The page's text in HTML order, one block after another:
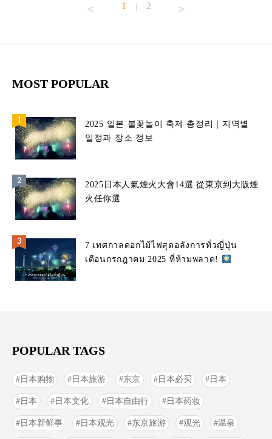
1 | 2
MOST POPULAR
2025 일본 불꽃놀이 축제 총정리｜지역별
일정과 장소 정보
2025日本人氣煙火大會14選 從東京到大阪煙
火任你選
7 เทศกาลดอกไม้ไฟสุดอลังการทั่วญี่ปุ่น
เดือนกรกฎาคม 2025 ที่ห้ามพลาด!
POPULAR TAGS
日本购物 日本旅游 东京 日本必买 日本
日本 日本文化 日本自由行 日本药妆
日本新鲜事 日本观光 东京旅游 观光 温泉